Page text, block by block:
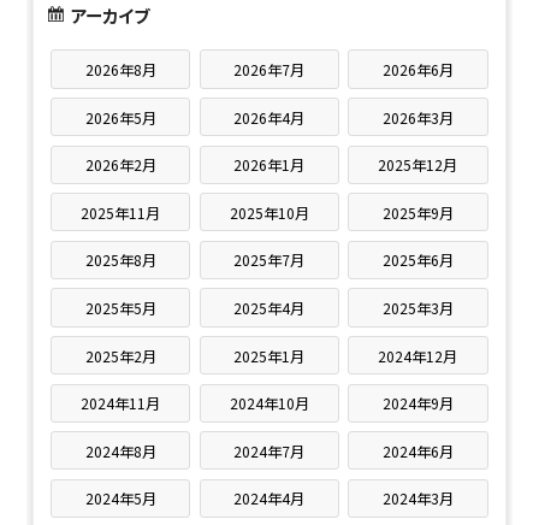
アーカイブ
2026年8月 2026年7月 2026年6月
2026年5月 2026年4月 2026年3月
2026年2月 2026年1月 2025年12月
2025年11月 2025年10月 2025年9月
2025年8月 2025年7月 2025年6月
2025年5月 2025年4月 2025年3月
2025年2月 2025年1月 2024年12月
2024年11月 2024年10月 2024年9月
2024年8月 2024年7月 2024年6月
2024年5月 2024年4月 2024年3月